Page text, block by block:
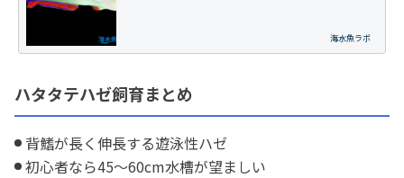
海水魚ラボ
ハタタテハゼ飼育まとめ
背鰭が長く伸長する遊泳性ハゼ
初心者なら45～60cm水槽が望ましい